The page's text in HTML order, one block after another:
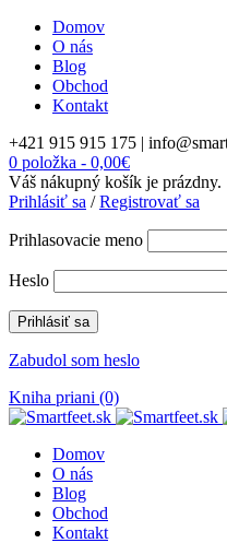
Domov
O nás
Blog
Obchod
Kontakt
+421 915 915 175 |
0 položka - 0,00€
Váš nákupný košík je prázdny.
Prihlásiť sa /Registrovať sa
Prihlasovacie meno
Heslo
Zabudol som heslo
Kniha priani (0)
Domov
O nás
Blog
Obchod
Kontakt